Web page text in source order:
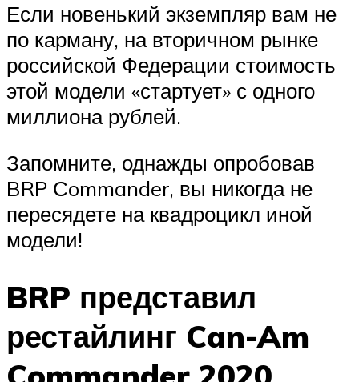
Если новенький экземпляр вам не
по карману, на вторичном рынке
российской Федерации стоимость
этой модели «стартует» с одного
миллиона рублей.
Запомните, однажды опробовав
BRP Сommander, вы никогда не
пересядете на квадроцикл иной
модели!
BRP представил
рестайлинг Can-Am